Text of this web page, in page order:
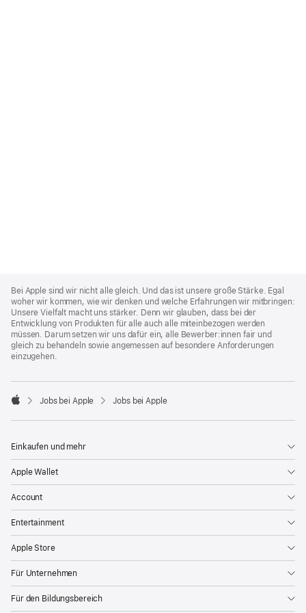
Footer
Bei Apple sind wir nicht alle gleich. Und das ist unsere große Stärke. Egal
woher wir kommen, wie wir denken und welche Erfahrungen wir mitbringen:
Unsere Vielfalt macht uns stärker. Denn wir glauben, dass bei der
Entwicklung von Produkten für alle auch alle miteinbezogen werden
müssen. Darum setzen wir uns dafür ein, alle Bewerber:innen fair und
gleich zu behandeln sowie angemessen auf besondere Anforderungen
einzugehen.

Jobs bei Apple Jobs bei Apple
Einkaufen und mehr
Apple Wallet
Account
Entertainment
Apple Store
Für Unternehmen
Für den Bildungsbereich